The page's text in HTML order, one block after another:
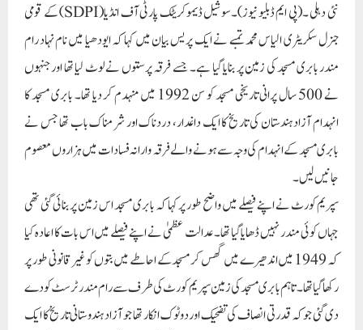
نئی دہلی ۔(پی ایم ڈبلیو نیوز)۔سوشیل ڈیموکریٹک پارٹی آف انڈیا(SDPI) کے قومی
جنرل سکریٹری الیاس محمد تمبے نے ایک پریس بیان میں کہا کہ ایودھیا میں نام نہاد رام
مندر بابری مسجد کی زمین پر بنایا گیا ہے۔ جسے فرقہ پرستوں نے لوٹ لیا تھا اورجنہوں
نے 500 سال پرانی تاریخی مسجد کو سن 1992 میں منہدم کر دیا تھا۔ بابری مسجد کا
انہدام آزاد ہندستان کی تاریخ کا ایک داغدار، دردناک اور شرمناک باب تھا جس نے
بابری مسجد کے انہدام کی وجہ سے ہونے والے فرقہ وارانہ فسادات میں ہزاروں معصوم
جانیں لیں۔
سپریم کورٹ نے اپنے فیصلے میں واضح طور پر کہا کہ بابری مسجد اس زمین پر بنائی گئی تھی
جہاں کوئی مندر نہیں ڈھایا گیا تھا۔ عدالت عظمیٰ نے اپنے فیصلے میں اس بات کا اعادہ کیا
کہ 1949 میں اندھیرے میں گھس کر مسجد کے احاطے میں بتوں کو غیر قانونی طور پر
رکھا گیا تھا۔ تاہم بابری مسجد کی زمین سپریم کورٹ کی طرف سے رام مندر ٹرسٹ کو دے
دی گئی جو کہ قدرتی انصاف کی تضحیک اور دوٹوک انکار تھا جو آزاد ہندوستانی تاریخ کا ایک